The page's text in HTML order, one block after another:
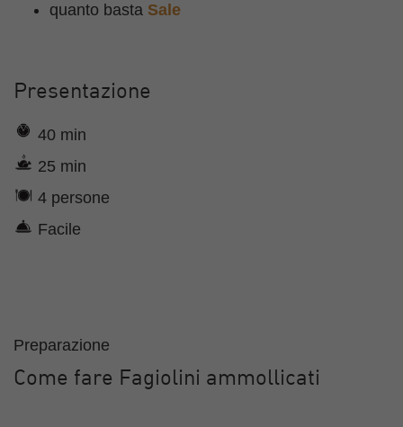
quanto basta Sale
Presentazione
40 min
25 min
4 persone
Facile
Preparazione
Come fare Fagiolini ammollicati